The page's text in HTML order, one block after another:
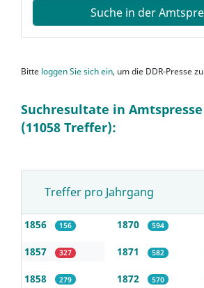
Suche in der
Bitte loggen Sie sich ein, um die DDR-Presse
Suchresultate in
(11058 Treffer):
Treffer pro Jahrgang
1856 156
1857 327
1858 279
1870 594
1871 582
1872 570